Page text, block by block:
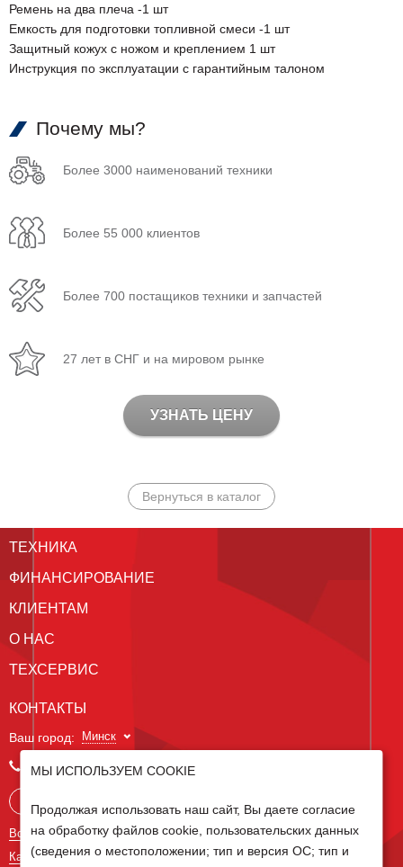
Ремень на два плеча -1 шт
Емкость для подготовки топливной смеси -1 шт
Защитный кожух с ножом и креплением 1 шт
Инструкция по эксплуатации с гарантийным талоном
Почему мы?
Более 3000 наименований техники
Более 55 000 клиентов
Более 700 постащиков техники и запчастей
27 лет в СНГ и на мировом рынке
УЗНАТЬ ЦЕНУ
Вернуться в каталог
ТЕХНИКА
ФИНАНСИРОВАНИЕ
КЛИЕНТАМ
О НАС
ТЕХСЕРВИС
КОНТАКТЫ
Ваш город: Минск
+375 29 238 97 34
Все контакты
Карта сайта
МЫ ИСПОЛЬЗУЕМ COOKIE
Продолжая использовать наш сайт, Вы даете согласие
на обработку файлов cookie, пользовательских данных
(сведения о местоположении; тип и версия ОС; тип и